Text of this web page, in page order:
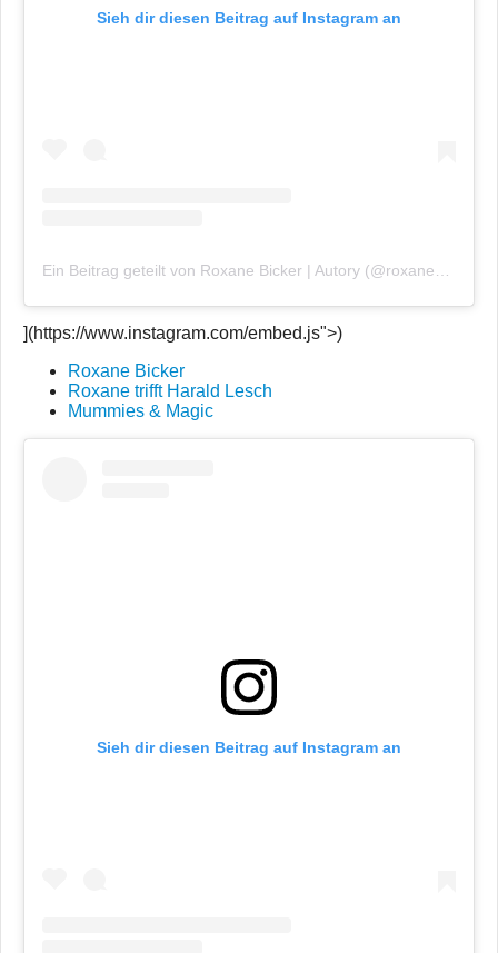
Sieh dir diesen Beitrag auf Instagram an
Ein Beitrag geteilt von Roxane Bicker | Autory (@roxane_bicker_autorin)
](https://www.instagram.com/embed.js">)
Roxane Bicker
Roxane trifft Harald Lesch
Mummies & Magic
Sieh dir diesen Beitrag auf Instagram an